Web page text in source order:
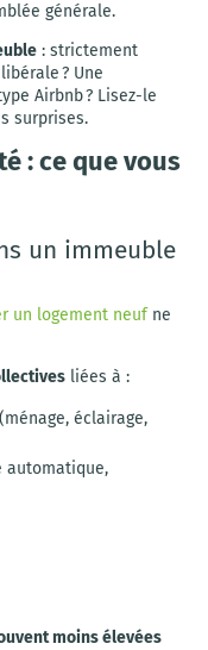
générale.
: strictement
? Une
Airbnb ? Lisez-le
surprises.
: ce que vous
un immeuble
un logement neufne
liées à :
éclairage,
automatique,
moins élevées